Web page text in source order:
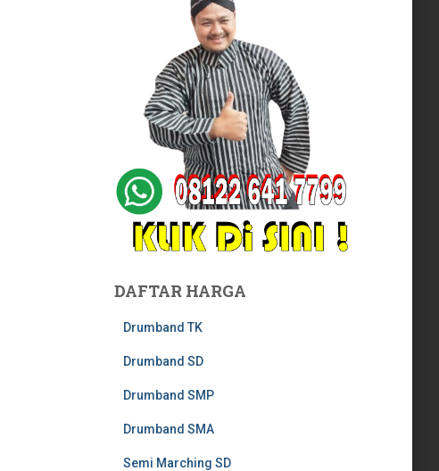
DAFTAR HARGA
Drumband TK
Drumband SD
Drumband SMP
Drumband SMA
Semi Marching SD